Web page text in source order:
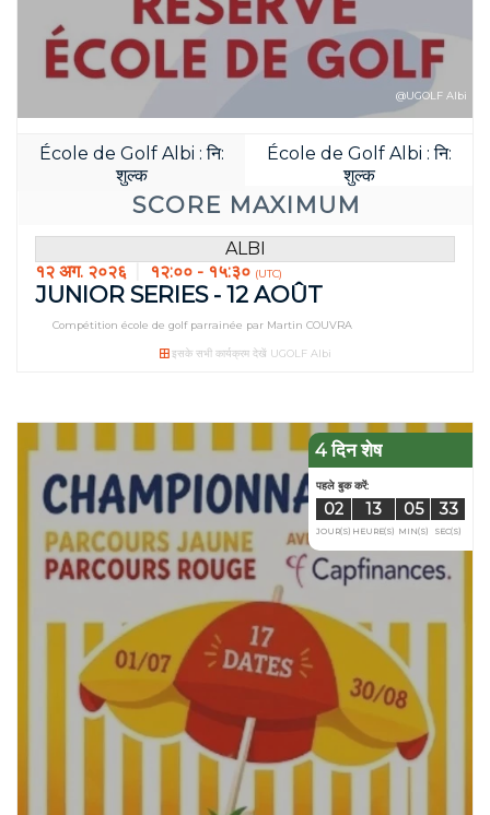
पहले बुक करें:
JOUR(S)
SCORE MAXIMUM
École de Golf Albi : नि:
शुल्क
École de Golf Albi : नि:
शुल्क
@UGOLF Albi
ALBI
१२ अग. २०२६
१२:०० - १५:३० (UTC)
JUNIOR SERIES - 12 AOÛT
Compétition école de golf parrainée par Martin COUVRA
इसके सभी कार्यक्रम देखें UGOLF Albi
4 दिन शेष